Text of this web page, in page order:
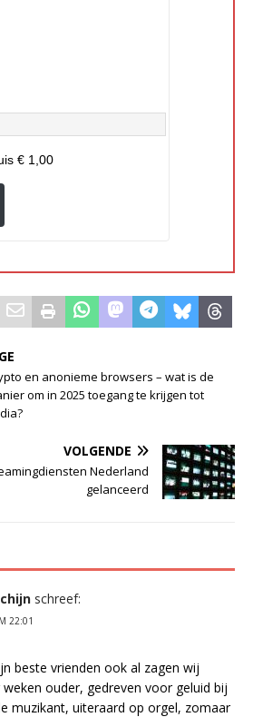
€ 1,00
en anonieme browsers – wat is de
om in 2025 toegang te krijgen tot
VOLGENDE
Nederland
gelanceerd
schreef:
22:01
beste vrienden ook al zagen wij
ouder, gedreven voor geluid bij
muzikant, uiteraard op orgel, zomaar